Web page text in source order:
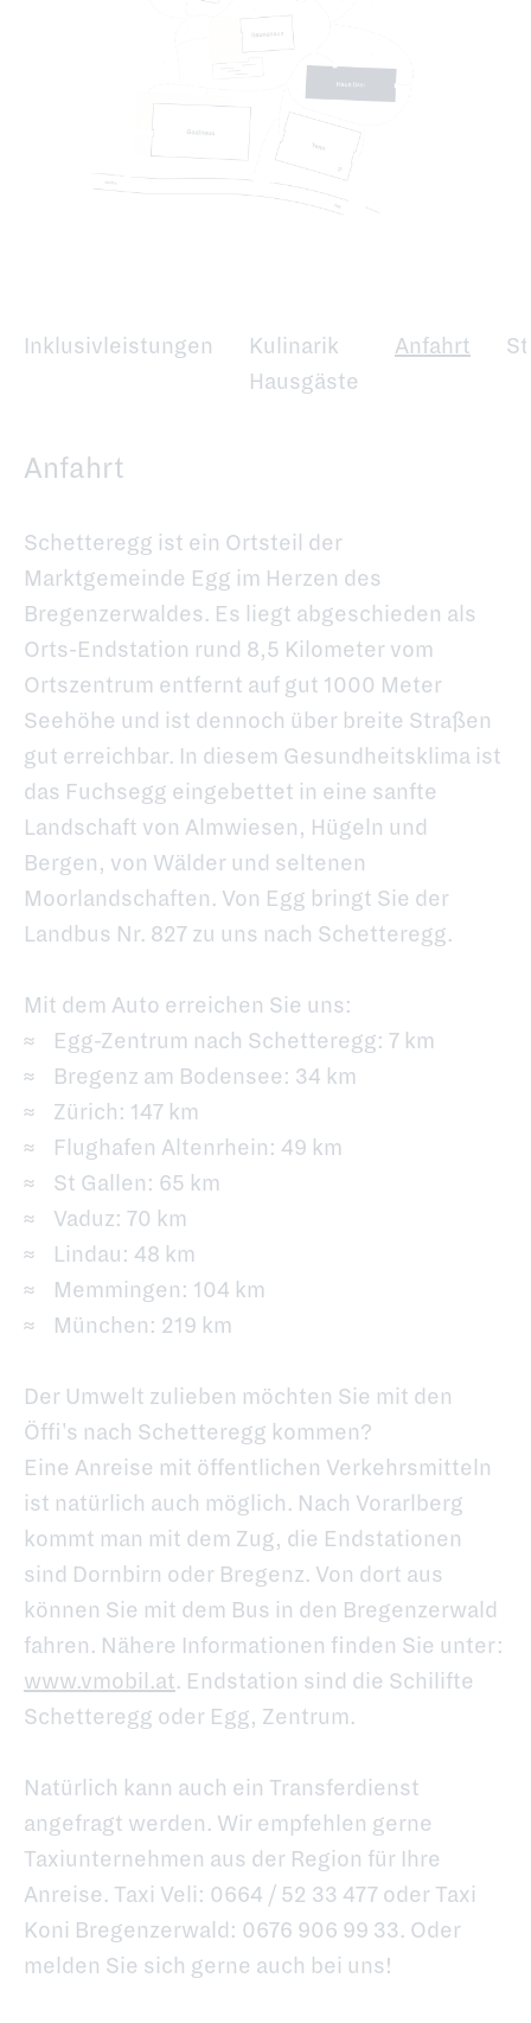
Inklusivleistungen
Kulinarik
Hausgäste
Anfahrt
Anfahrt
Schetteregg ist ein Ortsteil der
Marktgemeinde Egg im Herzen des
Bregenzerwaldes. Es liegt abgeschieden als
Orts-Endstation rund 8,5 Kilometer vom
Ortszentrum entfernt auf gut 1000 Meter
Seehöhe und ist dennoch über breite Straßen
gut erreichbar. In diesem Gesundheitsklima ist
das Fuchsegg eingebettet in eine sanfte
Landschaft von Almwiesen, Hügeln und
Bergen, von Wälder und seltenen
Moorlandschaften. Von Egg bringt Sie der
Landbus Nr. 827 zu uns nach Schetteregg.
Mit dem Auto erreichen Sie uns:
Egg-Zentrum nach Schetteregg: 7 km
Bregenz am Bodensee: 34 km
Zürich: 147 km
Flughafen Altenrhein: 49 km
St Gallen: 65 km
Vaduz: 70 km
Lindau: 48 km
Memmingen: 104 km
München: 219 km
Der Umwelt zulieben möchten Sie mit den
Öffi's nach Schetteregg kommen?
Eine Anreise mit öffentlichen Verkehrsmitteln
ist natürlich auch möglich. Nach Vorarlberg
kommt man mit dem Zug, die Endstationen
sind Dornbirn oder Bregenz. Von dort aus
können Sie mit dem Bus in den Bregenzerwald
fahren. Nähere Informationen finden Sie unter:
www.vmobil.at. Endstation sind die Schilifte
Schetteregg oder Egg, Zentrum.
Natürlich kann auch ein Transferdienst
angefragt werden. Wir empfehlen gerne
Taxiunternehmen aus der Region für Ihre
Anreise. Taxi Veli: 0664 / 52 33 477 oder Taxi
Koni Bregenzerwald: 0676 906 99 33. Oder
melden Sie sich gerne auch bei uns!